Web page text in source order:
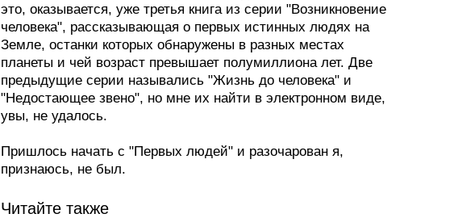
это, оказывается, уже третья книга из серии "Возникновение
человека", рассказывающая о первых истинных людях на
Земле, останки которых обнаружены в разных местах
планеты и чей возраст превышает полумиллиона лет. Две
предыдущие серии назывались "Жизнь до человека" и
"Недостающее звено", но мне их найти в электронном виде,
увы, не удалось.
Пришлось начать с "Первых людей" и разочарован я,
признаюсь, не был.
Читайте также